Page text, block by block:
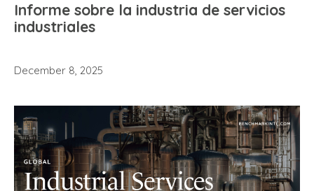
Informe sobre la industria de servicios
industriales
December 8, 2025